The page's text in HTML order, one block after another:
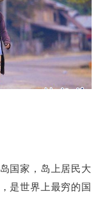
国家，岛上居民大
是世界上最穷的国